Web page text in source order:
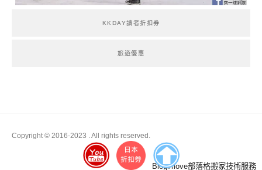
KKDAY讀者折扣券
旅遊優惠
Copyright © 2016-2023 . All rights reserved.
Blogimove部落格搬家技術服務